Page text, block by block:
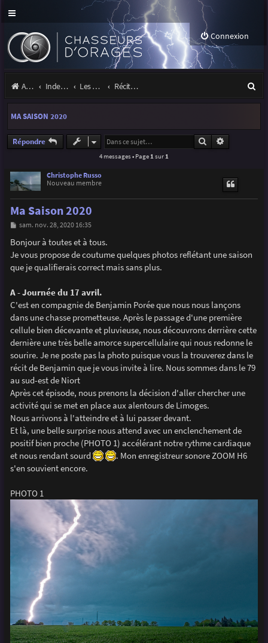
Connexion
Accueil Index du forum Les orages Récits et photos d'orages
e
MA SAISON 2020
Répondre Rechercher
4 messages • Page 1 sur 1
Christophe Russo
Nouveau membre
Ma Saison 2020
M
s
s
a
e
sam. nov. 28, 2020 16:35
Bonjour à toutes et à tous.
Je vous propose de coutume quelques photos reflétant une saison
que je qualifierais correct mais sans plus.
A - Journée du 17 avril.
C'est en compagnie de Benjamin Porée que nous nous lançons
dans une chasse prometteuse. Après le passage d'une première
cellule bien décevante et pluvieuse, nous découvrons derrière cette
dernière une très belle amorce supercellulaire qui nous redonne le
sourire. Je ne poste pas la photo puisque vous la trouverez dans le
récit de Benjamin que je vous invite à lire. Nous sommes dans le 79
au sud-est de Niort
Après cet épisode, nous prenons la décision d'aller chercher une
activité qui se met en place aux alentours de Limoges.
Nous arrivons à l'atteindre et à lui passer devant.
Et là, une belle surprise nous attend avec un enclenchement de
positif bien proche (PHOTO 1) accélérant notre rythme cardiaque
et nous rendant sourd
. Mon enregistreur sonore ZOOM H6
s'en souvient encore.
PHOTO 1